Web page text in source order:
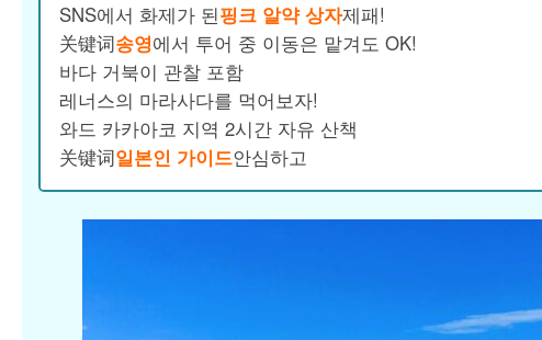
SNS에서 화제가 된핑크 알약 상자제패!
关键词송영에서 투어 중 이동은 맡겨도 OK!
바다 거북이 관찰 포함
레너스의 마라사다를 먹어보자!
와드 카카아코 지역 2시간 자유 산책
关键词일본인 가이드안심하고